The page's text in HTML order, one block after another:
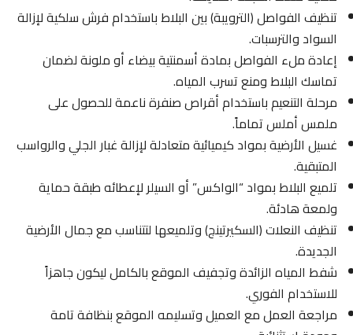
تنظيف الفواصل (الترويبة) بين البلاط باستخدام فرش سلكية لإزالة
السواد والترسبات.
إعادة ملء الفواصل بمادة أسمنتية بيضاء أو ملونة لضمان
تماسك البلاط ومنع تسرب المياه.
مرحلة التنعيم باستخدام أقراص صنفرة ناعمة للحصول على
ملمس أملس تماماً.
غسيل الأرضية بمواد كيميائية متعادلة لإزالة غبار الجلي والرواسب
المتبقية.
تلميع البلاط بمواد “الواكس” أو السيلر لإعطائه طبقة حماية
ولمعة هادئة.
تنظيف النعلات (السكيرتينج) وتلميعها لتتناسب مع جمال الأرضية
الجديدة.
شفط المياه الزائدة وتجفيف الموقع بالكامل ليكون جاهزاً
للاستخدام الفوري.
مراجعة العمل مع العميل وتسليمه الموقع بنظافة تامة